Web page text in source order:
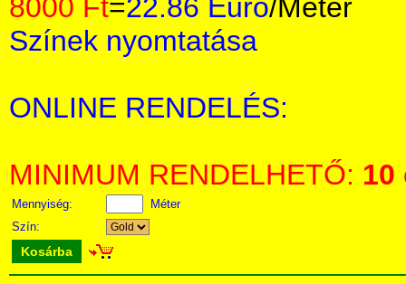
8000 Ft=22.86 Euro/Méter
Színek nyomtatása
ONLINE RENDELÉS:
MINIMUM RENDELHETŐ: 10
Mennyiség:
Méter
Szín:
Kosárba